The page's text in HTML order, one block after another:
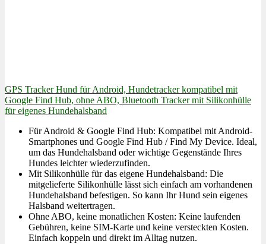
GPS Tracker Hund für Android, Hundetracker kompatibel mit
Google Find Hub, ohne ABO, Bluetooth Tracker mit Silikonhülle
für eigenes Hundehalsband
Für Android & Google Find Hub: Kompatibel mit Android-
Smartphones und Google Find Hub / Find My Device. Ideal,
um das Hundehalsband oder wichtige Gegenstände Ihres
Hundes leichter wiederzufinden.
Mit Silikonhülle für das eigene Hundehalsband: Die
mitgelieferte Silikonhülle lässt sich einfach am vorhandenen
Hundehalsband befestigen. So kann Ihr Hund sein eigenes
Halsband weitertragen.
Ohne ABO, keine monatlichen Kosten: Keine laufenden
Gebühren, keine SIM-Karte und keine versteckten Kosten.
Einfach koppeln und direkt im Alltag nutzen.